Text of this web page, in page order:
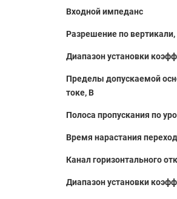
Входной импеданс
Разрешение по вертикали,
Диапазон установки
Пределы допускаемой
токе, В
Полоса пропускания по
Время нарастания
Канал горизонтального
Диапазон установки